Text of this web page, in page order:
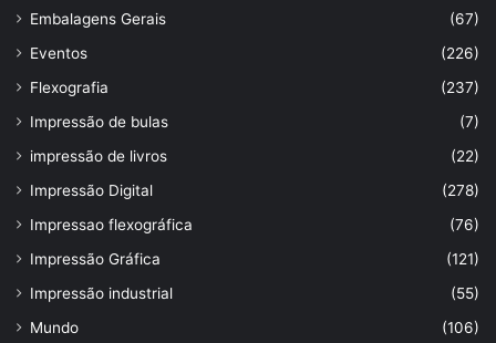
Embalagens Gerais
(67)
Eventos
(226)
Flexografia
(237)
Impressão de bulas
(7)
impressão de livros
(22)
Impressão Digital
(278)
Impressao flexográfica
(76)
Impressão Gráfica
(121)
Impressão industrial
(55)
Mundo
(106)